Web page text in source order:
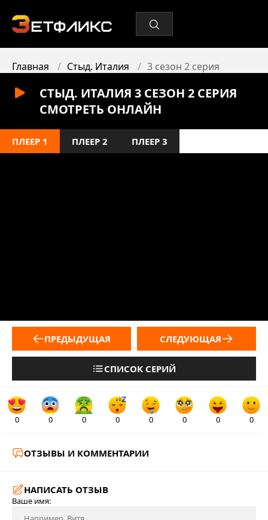
Главная Стыд. Италия 3 сезон 2 серия
СТЫД. ИТАЛИЯ 3 СЕЗОН 2 СЕРИЯ
СМОТРЕТЬ ОНЛАЙН
ПЛЕЕР 1 ПЛЕЕР 2 ПЛЕЕР 3
ПРЕДЫДУЩАЯ
СПИСОК СЕРИЙ
СЛЕДУЮЩАЯ
0 0 0 0 0 0 0 0
ОТЗЫВЫ И КОММЕНТАРИИ
НАПИСАТЬ ОТЗЫВ
Ваше имя: